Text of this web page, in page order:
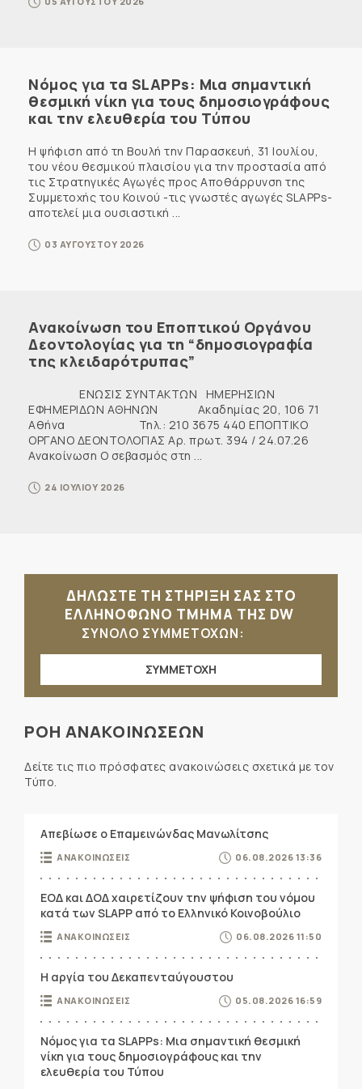
Νόμος για τα SLAPPs: Μια σημαντική
θεσμική νίκη για τους δημοσιογράφους
και την ελευθερία του Τύπου
Η ψήφιση από τη Βουλή την Παρασκευή, 31 Ιουλίου,
του νέου θεσμικού πλαισίου για την προστασία από
τις Στρατηγικές Αγωγές προς Αποθάρρυνση της
Συμμετοχής του Κοινού -τις γνωστές αγωγές SLAPPs-
αποτελεί μια ουσιαστική ...
03 ΑΥΓΟΥΣΤΟΥ 2026
Ανακοίνωση του Εποπτικού Οργάνου
Δεοντολογίας για τη “δημοσιογραφία
της κλειδαρότρυπας”
ΕΝΩΣΙΣ ΣΥΝΤΑΚΤΩΝ ΗΜΕΡΗΣΙΩΝ
ΕΦΗΜΕΡΙΔΩΝ ΑΘΗΝΩΝ Ακαδημίας 20, 106 71
Αθήνα Τηλ.: 210 3675 440 ΕΠΟΠΤΙΚΟ
ΟΡΓΑΝΟ ΔΕΟΝΤΟΛΟΓΙΑΣ Αρ. πρωτ. 394 / 24.07.26
Ανακοίνωση Ο σεβασμός στη ...
24 ΙΟΥΛΙΟΥ 2026
ΔΗΛΩΣΤΕ ΤΗ ΣΤΗΡΙΞΗ ΣΑΣ ΣΤΟ
ΕΛΛΗΝΟΦΩΝΟ ΤΜΗΜΑ ΤΗΣ DW
ΣΥΝΟΛΟ ΣΥΜΜΕΤΟΧΩΝ:
ΣΥΜΜΕΤΟΧΗ
ΡΟΗ ΑΝΑΚΟΙΝΩΣΕΩΝ
Δείτε τις πιο πρόσφατες ανακοινώσεις σχετικά με τον
Τύπο.
Απεβίωσε ο Επαμεινώνδας Μανωλίτσης
ΑΝΑΚΟΙΝΩΣΕΙΣ 06.08.2026 13:36
ΕΟΔ και ΔΟΔ χαιρετίζουν την ψήφιση του νόμου
κατά των SLAPP από το Ελληνικό Κοινοβούλιο
ΑΝΑΚΟΙΝΩΣΕΙΣ 06.08.2026 11:50
Η αργία του Δεκαπενταύγουστου
ΑΝΑΚΟΙΝΩΣΕΙΣ 05.08.2026 16:59
Νόμος για τα SLAPPs: Μια σημαντική θεσμική
νίκη για τους δημοσιογράφους και την
ελευθερία του Τύπου